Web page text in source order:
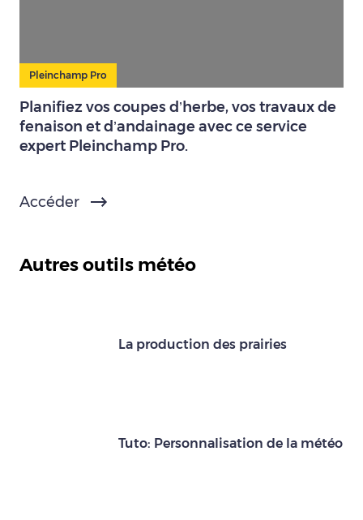
Pleinchamp Pro
Planifiez vos coupes d’herbe, vos travaux de
fenaison et d’andainage avec ce service
expert Pleinchamp Pro.
Accéder
Autres outils météo
La production des prairies
Tuto: Personnalisation de la météo